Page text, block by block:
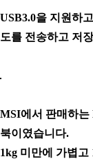
USB3.0을 지원하
도를 전송하고 저
MSI에서 판매하는
북이였습니다.
1kg 미만에 가볍고